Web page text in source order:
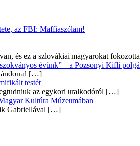
az FBI: Maffiaszólam!
és ez a szlovákiai magyarokat
évünk” – a Pozsonyi Kifli
[…]
testét
az egykori uralkodóról […]
Kultúra Múzeumában
Gabriellával […]